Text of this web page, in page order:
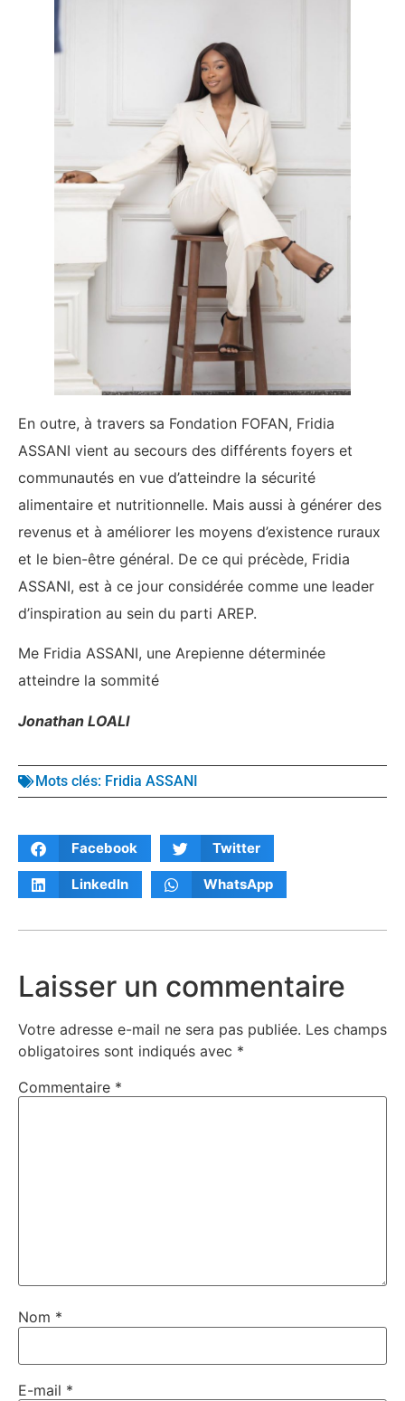
En outre, à travers sa Fondation FOFAN, Fridia
ASSANI vient au secours des différents foyers et
communautés en vue d’atteindre la sécurité
alimentaire et nutritionnelle. Mais aussi à générer des
revenus et à améliorer les moyens d’existence ruraux
et le bien-être général. De ce qui précède, Fridia
ASSANI, est à ce jour considérée comme une leader
d’inspiration au sein du parti AREP.
Me Fridia ASSANI, une Arepienne déterminée
atteindre la sommité
Jonathan LOALI
Mots clés: Fridia ASSANI
Facebook Twitter
LinkedIn WhatsApp
Laisser un commentaire
Votre adresse e-mail ne sera pas publiée. Les champs
obligatoires sont indiqués avec *
Commentaire *
Nom *
E-mail *